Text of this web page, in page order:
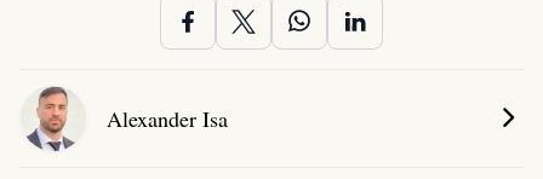
Alexander Isa